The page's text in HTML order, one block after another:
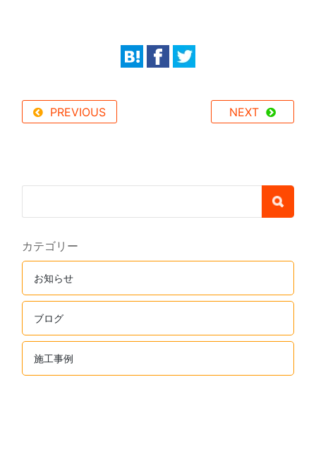
PREVIOUS NEXT
カテゴリー
お知らせ
ブログ
施工事例